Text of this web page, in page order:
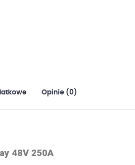
Opinie (0)
48V 250A